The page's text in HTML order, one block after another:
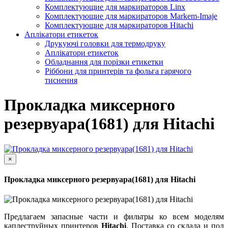
Комплектующие для маркираторов Linx
Комплектующие для маркираторов Markem-Imaje
Комплектующие для маркираторов Hitachi
Аплікатори етикеток
Друкуючі головки для термодруку
Аплікатори етикеток
Обладнання для порізки етикетки
Ріббони для принтерів та фольга гарячого
тиснення
Прокладка миксерного
резервуара(1681) для Hitachi
×
Прокладка миксерного резервуара(1681) для Hitachi
Предлагаем запасные части и фильтры ко всем моделям
каплеструйных принтеров Hitachi. Поставка со склада и под